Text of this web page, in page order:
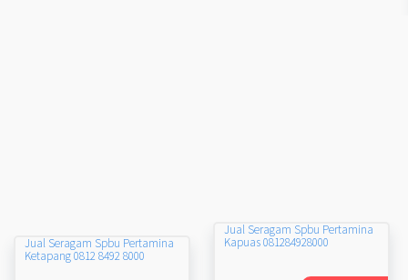
Jual Seragam Spbu Pertamina
Kapuas 081284928000
Jual Seragam Spbu Pertamina
Ketapang 0812 8492 8000